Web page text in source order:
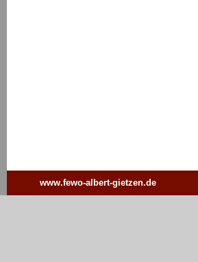
www.fewo-albert-gietzen.de